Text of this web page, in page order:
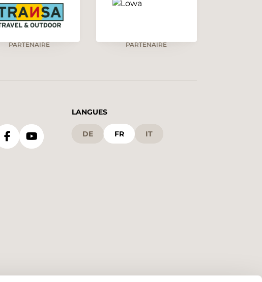
PARTENAIRE PARTENAIRE
LANGUES
DE FR IT